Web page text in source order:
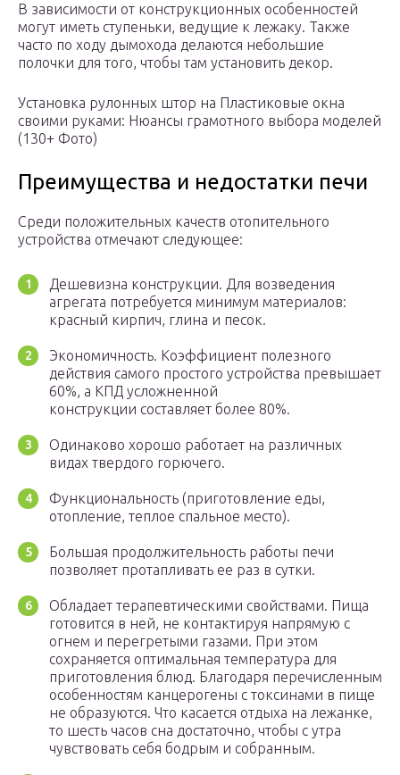
В зависимости от конструкционных особенностей
могут иметь ступеньки, ведущие к лежаку. Также
часто по ходу дымохода делаются небольшие
полочки для того, чтобы там установить декор.
Установка рулонных штор на Пластиковые окна
своими руками: Нюансы грамотного выбора моделей
(130+ Фото)
Преимущества и недостатки печи
Среди положительных качеств отопительного
устройства отмечают следующее:
Дешевизна конструкции. Для возведения
агрегата потребуется минимум материалов:
красный кирпич, глина и песок.
Экономичность. Коэффициент полезного
действия самого простого устройства превышает
60%, а КПД усложненной
конструкции составляет более 80%.
Одинаково хорошо работает на различных
видах твердого горючего.
Функциональность (приготовление еды,
отопление, теплое спальное место).
Большая продолжительность работы печи
позволяет протапливать ее раз в сутки.
Обладает терапевтическими свойствами. Пища
готовится в ней, не контактируя напрямую с
огнем и перегретыми газами. При этом
сохраняется оптимальная температура для
приготовления блюд. Благодаря перечисленным
особенностям канцерогены с токсинами в пище
не образуются. Что касается отдыха на лежанке,
то шесть часов сна достаточно, чтобы с утра
чувствовать себя бодрым и собранным.